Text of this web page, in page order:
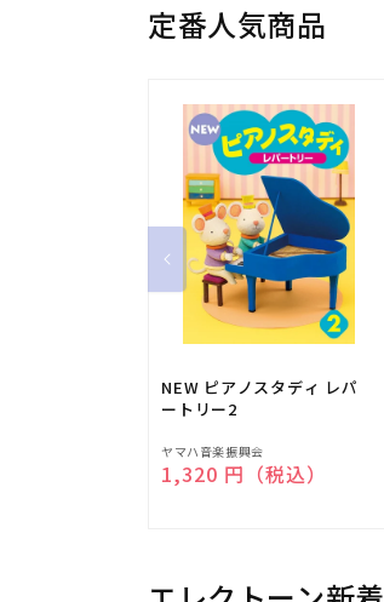
定番人気商品
NEW ピアノスタディ レパ
ートリー2
販
売
ヤマハ音楽振興会
通常価格
1,320 円（税込）